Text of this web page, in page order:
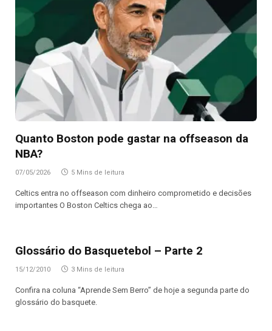
Quanto Boston pode gastar na offseason da
NBA?
07/05/2026 5 Mins de leitura
Celtics entra no offseason com dinheiro comprometido e decisões
importantes O Boston Celtics chega ao…
Glossário do Basquetebol – Parte 2
15/12/2010 3 Mins de leitura
Confira na coluna “Aprende Sem Berro” de hoje a segunda parte do
glossário do basquete.